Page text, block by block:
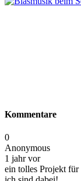
Kommentare
0
Anonymous
1 jahr vor
ein tolles Projekt